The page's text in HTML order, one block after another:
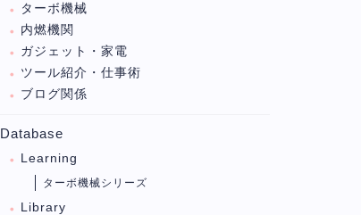
ターボ機械
内燃機関
ガジェット・家電
ツール紹介・仕事術
ブログ関係
Database
Learning
ターボ機械シリーズ
Library